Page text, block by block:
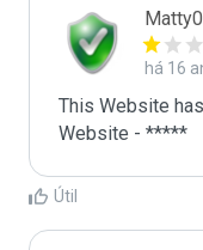
há 16
This Website
Website - *****
Útil